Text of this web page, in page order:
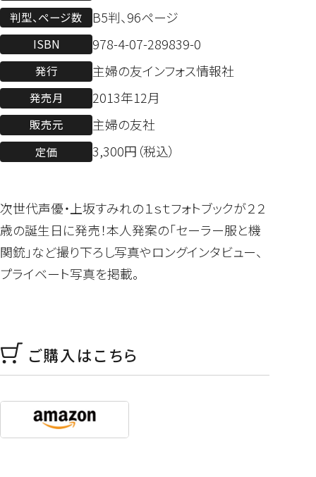
判型、ページ数 B5判、96ページ
ISBN 978-4-07-289839-0
発行 主婦の友インフォス情報社
発売月 2013年12月
販売元 主婦の友社
定価 3,300円（税込）
次世代声優・上坂すみれの１ｓｔフォトブックが２２
歳の誕生日に発売！本人発案の「セーラー服と機
関銃」など撮り下ろし写真やロングインタビュー、
プライベート写真を掲載。
ご購入はこちら